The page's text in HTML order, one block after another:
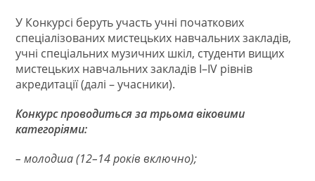
У Конкурсі беруть участь учні початкових
спеціалізованих мистецьких навчальних закладів,
учні спеціальних музичних шкіл, студенти вищих
мистецьких навчальних закладів І–IV рівнів
акредитації (далі – учасники).
Конкурс проводиться за трьома віковими
категоріями:
– молодша (12–14 років включно);